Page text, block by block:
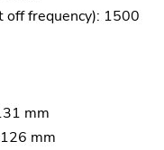
off frequency): 1500
mm
mm